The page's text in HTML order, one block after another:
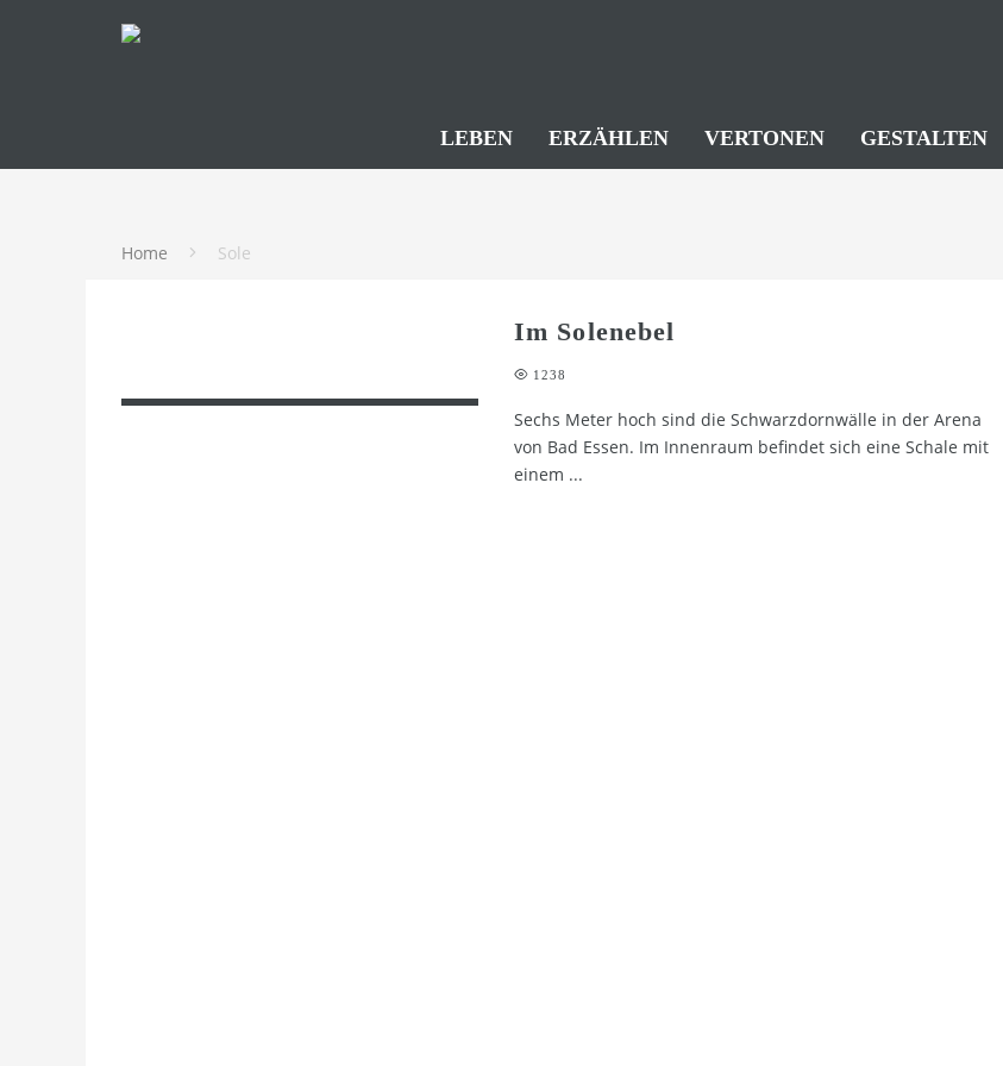
LEBEN ERZÄHLEN VERTONEN GESTALTEN
Home Sole
Im Solenebel
1238
Sechs Meter hoch sind die Schwarzdornwälle in der Arena
von Bad Essen. Im Innenraum befindet sich eine Schale mit
einem ...